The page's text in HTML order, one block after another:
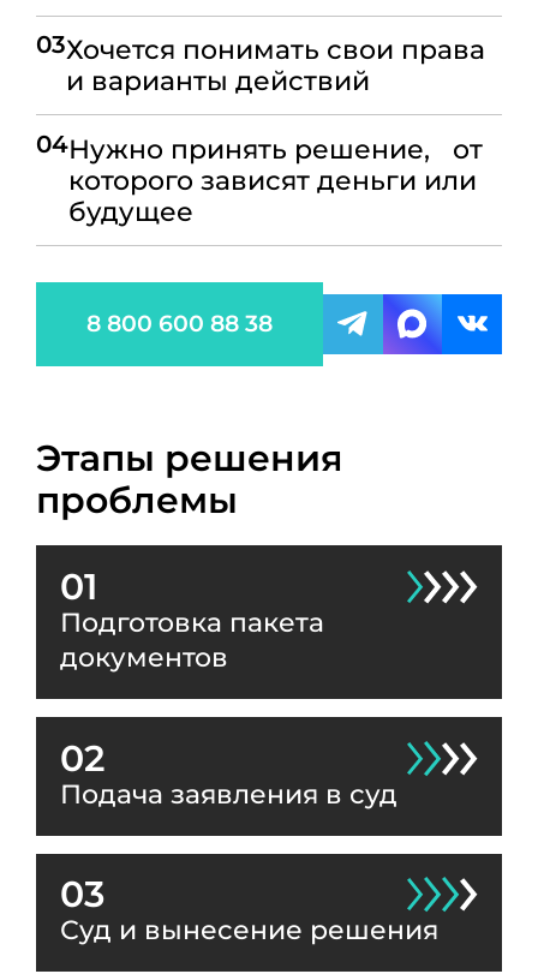
03Хочется понимать свои права
и варианты действий
04Нужно принять решение, от
которого зависят деньги или
будущее
8 800 600 88 38
Этапы решения
проблемы
01
Подготовка пакета
документов
02
Подача заявления в суд
03
Суд и вынесение решения